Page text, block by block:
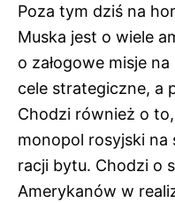
Poza tym dziś na
Muska jest o wiele
o załogowe misje
cele strategiczne, a
Chodzi również o
monopol rosyjski na
racji bytu. Chodzi o
Amerykanów w